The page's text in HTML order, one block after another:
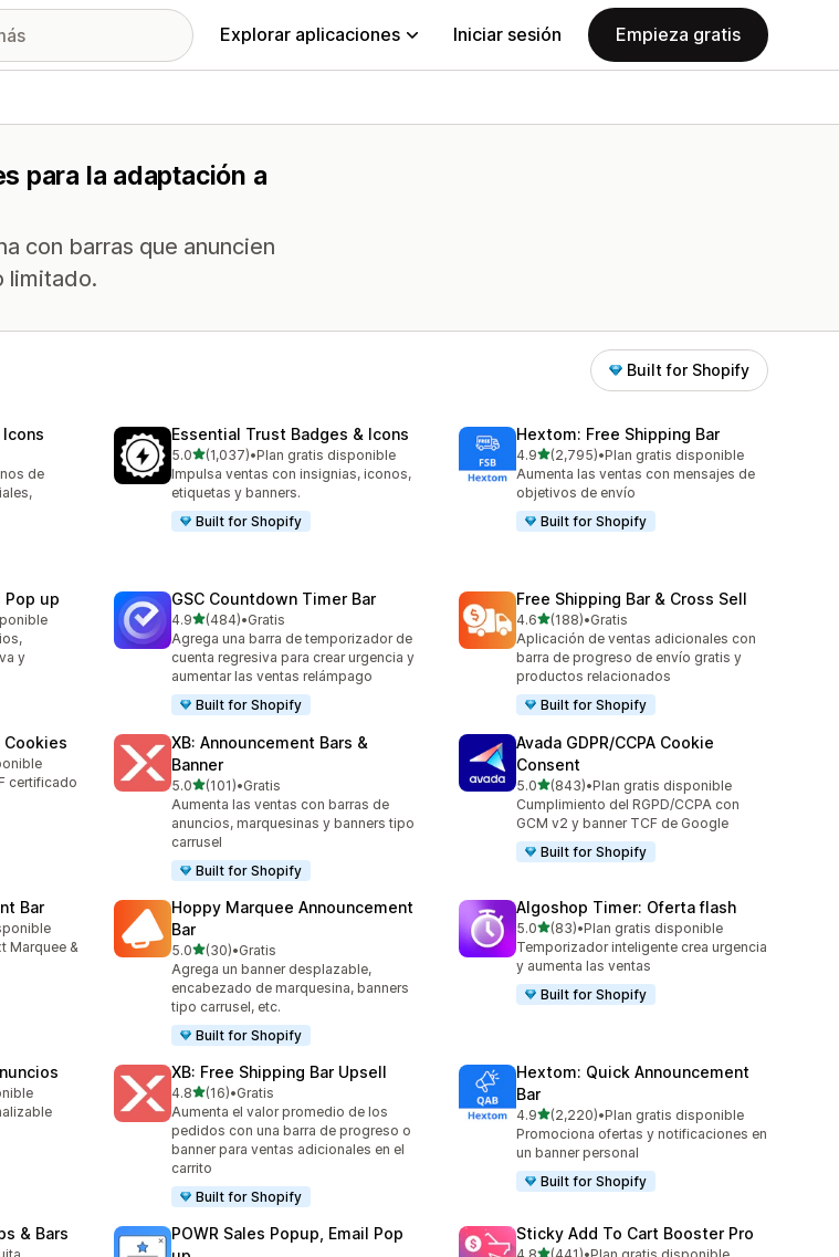
Explorar aplicaciones Iniciar sesión Empieza gratis
para la adaptación a
con barras que anuncien
limitado.
Built for Shopify
de
Essential Trust Badges & Icons
5.0de 5 estrellas
(1,037)
1037 reseñas en total
•Plan gratis disponible
Impulsa ventas con insignias, iconos,
etiquetas y banners.
Built for Shopify
Hextom: Free Shipping Bar
4.9de 5 estrellas
(2,795)
2795 reseñas en total
•Plan gratis disponible
Aumenta las ventas con mensajes de
objetivos de envío
Built for Shopify
Pop up
y
GSC Countdown Timer Bar
4.9de 5 estrellas
(484)
484 reseñas en total
•Gratis
Agrega una barra de temporizador de
cuenta regresiva para crear urgencia y
aumentar las ventas relámpago
Built for Shopify
Free Shipping Bar & Cross Sell
4.6de 5 estrellas
(188)
188 reseñas en total
•Gratis
Aplicación de ventas adicionales con
barra de progreso de envío gratis y
productos relacionados
Built for Shopify
Cookies
certificado
XB: Announcement Bars &
Banner
5.0de 5 estrellas
(101)
101 reseñas en total
•Gratis
Aumenta las ventas con barras de
anuncios, marquesinas y banners tipo
carrusel
Built for Shopify
Avada GDPR/CCPA Cookie
Consent
5.0de 5 estrellas
(843)
843 reseñas en total
•Plan gratis disponible
Cumplimiento del RGPD/CCPA con
GCM v2 y banner TCF de Google
Built for Shopify
Bar
Marquee &
Hoppy Marquee Announcement
Bar
5.0de 5 estrellas
(30)
30 reseñas en total
•Gratis
Agrega un banner desplazable,
encabezado de marquesina, banners
tipo carrusel, etc.
Built for Shopify
Algoshop Timer: Oferta flash
5.0de 5 estrellas
(83)
83 reseñas en total
•Plan gratis disponible
Temporizador inteligente crea urgencia
y aumenta las ventas
Built for Shopify
XB: Free Shipping Bar Upsell
4.8de 5 estrellas
(16)
16 reseñas en total
•Gratis
Aumenta el valor promedio de los
pedidos con una barra de progreso o
banner para ventas adicionales en el
carrito
Built for Shopify
Hextom: Quick Announcement
Bar
4.9de 5 estrellas
(2,220)
2220 reseñas en total
•Plan gratis disponible
Promociona ofertas y notificaciones en
un banner personal
Built for Shopify
& Bars
POWR Sales Popup, Email Pop
Sticky Add To Cart Booster Pro
de 5 estrellas